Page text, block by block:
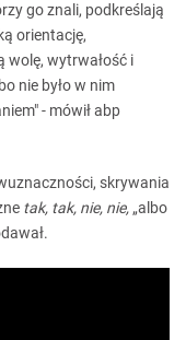
go znali, podkreślają
orientację,
wolę, wytrwałość i
nie było w nim
- mówił abp
skrywania
tak, tak, nie, nie, „albo